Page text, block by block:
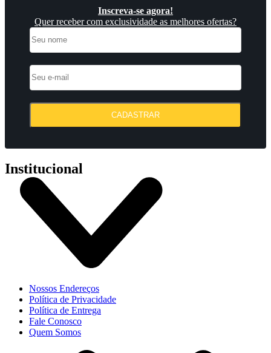
Inscreva-se agora!
Quer receber com exclusividade as melhores ofertas?
CADASTRAR
Institucional
Nossos Endereços
Política de Privacidade
Política de Entrega
Fale Conosco
Quem Somos